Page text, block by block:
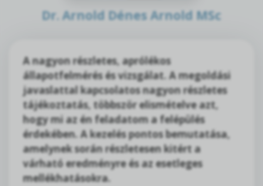
Dr. Arnold Dénes Arnold MSc
A nagyon részletes, aprólékos
állapotfelmérés és vizsgálat. A megoldási
javaslattal kapcsolatos nagyon részletes
tájékoztatás, többször elismételve azt,
hogy mi az én feladatom a felépülés
érdekében. A kezelés pontos bemutatása,
amelynek során részletesen kitért a
várható eredményre és az esetleges
mellékhatásokra.